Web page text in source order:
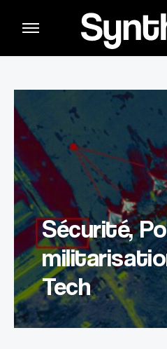
Sécurité,
Tech